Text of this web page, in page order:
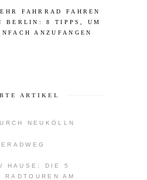
FAHRRAD FAHREN
BERLIN: 8 TIPPS, UM
ANZUFANGEN
ARTIKEL
NEUKÖLLN
HAUSE: DIE 5
RADTOUREN AM